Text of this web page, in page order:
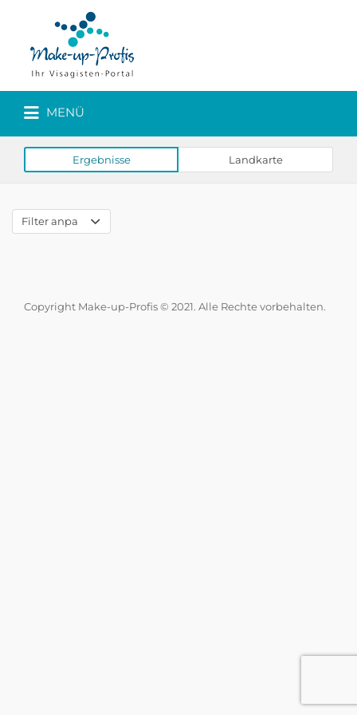
MENÜ
Ergebnisse Landkarte
Filter anpassen
Copyright Make-up-Profis © 2021. Alle Rechte vorbehalten.